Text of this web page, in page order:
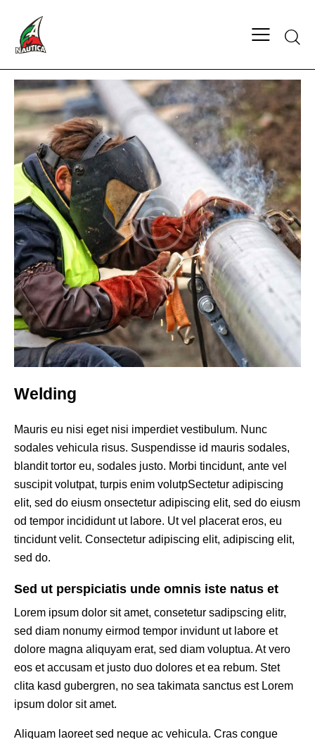
Welding
Mauris eu nisi eget nisi imperdiet vestibulum. Nunc
sodales vehicula risus. Suspendisse id mauris sodales,
blandit tortor eu, sodales justo. Morbi tincidunt, ante vel
suscipit volutpat, turpis enim volutpSectetur adipiscing
elit, sed do eiusm onsectetur adipiscing elit, sed do eiusm
od tempor incididunt ut labore. Ut vel placerat eros, eu
tincidunt velit. Consectetur adipiscing elit, adipiscing elit,
sed do.
Sed ut perspiciatis unde omnis iste natus et
Lorem ipsum dolor sit amet, consetetur sadipscing elitr,
sed diam nonumy eirmod tempor invidunt ut labore et
dolore magna aliquyam erat, sed diam voluptua. At vero
eos et accusam et justo duo dolores et ea rebum. Stet
clita kasd gubergren, no sea takimata sanctus est Lorem
ipsum dolor sit amet.
Aliquam laoreet sed neque ac vehicula. Cras congue